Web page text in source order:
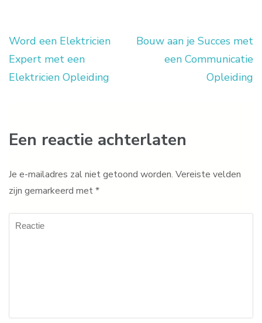
Berichtnavigatie
Word een Elektricien
Expert met een
Elektricien Opleiding
Bouw aan je Succes met
een Communicatie
Opleiding
Een reactie achterlaten
Je e-mailadres zal niet getoond worden. Vereiste velden
zijn gemarkeerd met*
Reactie